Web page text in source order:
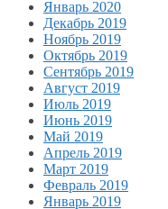
Январь 2020
Декабрь 2019
Ноябрь 2019
Октябрь 2019
Сентябрь 2019
Август 2019
Июль 2019
Июнь 2019
Май 2019
Апрель 2019
Март 2019
Февраль 2019
Январь 2019